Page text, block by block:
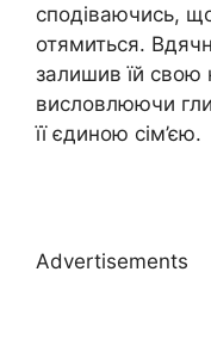
сподіваючись,
отямиться.
залишив їй свою
висловлюючи
її єдиною сім’єю.
Advertisements